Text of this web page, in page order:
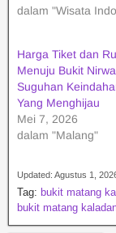
dalam "Wisata
Harga Tiket dan
Menuju Bukit
Suguhan
Yang Menghijau
Mei 7, 2026
dalam "Malang"
Updated: Agustus 1,
Tag: bukit matang
bukit matang